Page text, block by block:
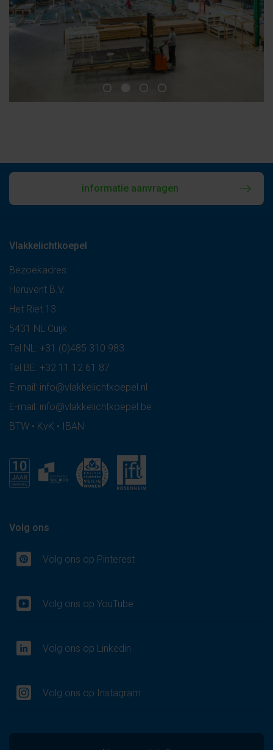
informatie aanvragen
Vlakkelichtkoepel
Bezoekadres:
Heruvent B.V.
Het Riet 13
5431 NL Cuijk
Tel NL: +31 (0)485 310 983
Tel BE: +32 11 12 61 87
E-mail: info@vlakkelichtkoepel.nl
E-mail: info@vlakkelichtkoepel.be
BTW • KvK • IBAN
Volg ons
Volg ons op Pinterest
Volg ons op YouTube
Volg ons op Linkedin
Volg ons op Instagram